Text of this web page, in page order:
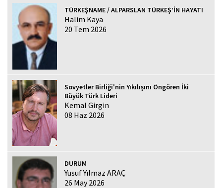
TÜRKEŞNAME / ALPARSLAN TÜRKEŞ’İN HAYATI
Halim Kaya
20 Tem 2026
Sovyetler Birliği'nin Yıkılışını Öngören İki
Büyük Türk Lideri
Kemal Girgin
08 Haz 2026
DURUM
Yusuf Yılmaz ARAÇ
26 May 2026